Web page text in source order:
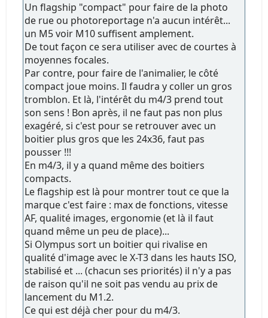
Un flagship "compact" pour faire de la photo
de rue ou photoreportage n'a aucun intérêt...
un M5 voir M10 suffisent amplement.
De tout façon ce sera utiliser avec de courtes à
moyennes focales.
Par contre, pour faire de l'animalier, le côté
compact joue moins. Il faudra y coller un gros
tromblon. Et là, l'intérêt du m4/3 prend tout
son sens ! Bon après, il ne faut pas non plus
exagéré, si c'est pour se retrouver avec un
boitier plus gros que les 24x36, faut pas
pousser !!!
En m4/3, il y a quand même des boitiers
compacts.
Le flagship est là pour montrer tout ce que la
marque c'est faire : max de fonctions, vitesse
AF, qualité images, ergonomie (et là il faut
quand même un peu de place)...
Si Olympus sort un boitier qui rivalise en
qualité d'image avec le X-T3 dans les hauts ISO,
stabilisé et ... (chacun ses priorités) il n'y a pas
de raison qu'il ne soit pas vendu au prix de
lancement du M1.2.
Ce qui est déjà cher pour du m4/3.